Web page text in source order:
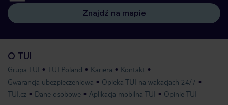
Znajdź na mapie
O TUI
Grupa TUI TUI Poland Kariera
Kontakt
Gwarancja ubezpieczeniowa
Opieka TUI na wakacjach 24/7
TUI.cz
Dane osobowe Aplikacja mobilna TUI Opinie TUI